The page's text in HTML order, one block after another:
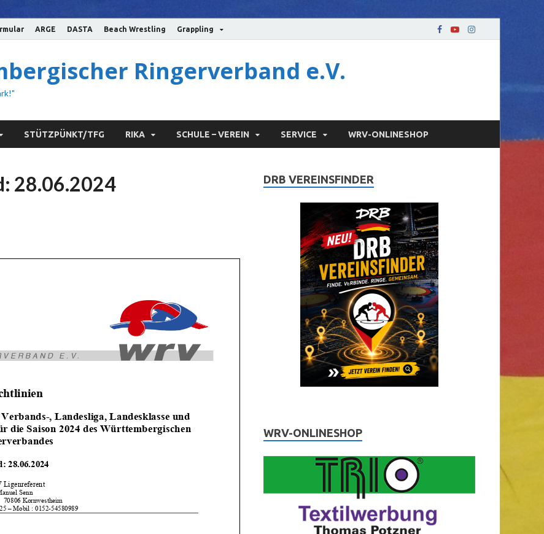
ARGE DASTA Beach Wrestling Grappling
Ringerverband e.V.
STÜTZPÜNKT/TFG RIKA SCHULE – VEREIN SERVICE WRV-ONLINESHOP
28.06.2024 DRB VEREINSFINDER
WRV-ONLINESHOP